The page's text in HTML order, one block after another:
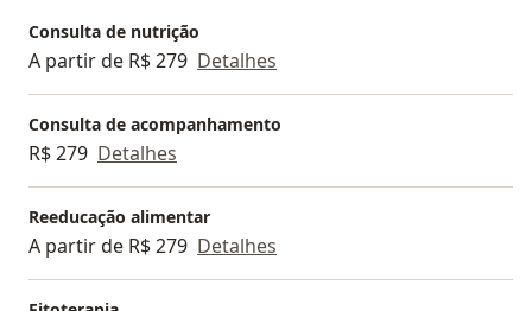
Consulta de nutrição
A partir de R$ 279 Detalhes
Consulta de acompanhamento
R$ 279 Detalhes
Reeducação alimentar
A partir de R$ 279 Detalhes